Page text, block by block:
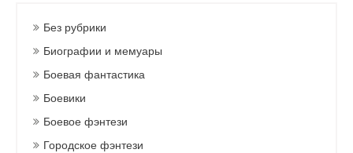
Без рубрики
Биографии и мемуары
Боевая фантастика
Боевики
Боевое фэнтези
Городское фэнтези